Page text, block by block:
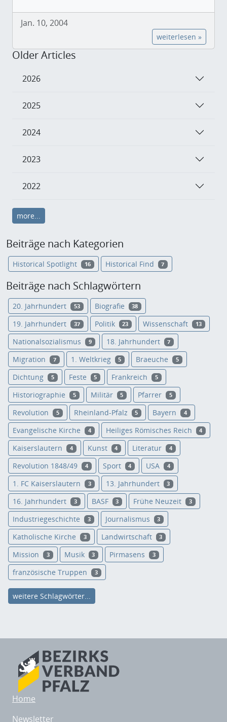
Jan. 10, 2004
weiterlesen »
Older Articles
2026
2025
2024
2023
2022
more...
Beiträge nach Kategorien
Historical Spotlight 16 Historical Find 7
Beiträge nach Schlagwörtern
20. Jahrhundert 53 Biografie 38
19. Jahrhundert 37 Politik 23 Wissenschaft 13
Nationalsozialismus 9 18. Jahrhundert 7
Migration 7 1. Weltkrieg 5 Braeuche 5
Dichtung 5 Feste 5 Frankreich 5
Historiographie 5 Militär 5 Pfarrer 5
Revolution 5 Rheinland-Pfalz 5 Bayern 4
Evangelische Kirche 4 Heiliges Römisches Reich 4
Kaiserslautern 4 Kunst 4 Literatur 4
Revolution 1848/49 4 Sport 4 USA 4
1. FC Kaiserslautern 3 13. Jahrhundert 3
16. Jahrhundert 3 BASF 3 Frühe Neuzeit 3
Industriegeschichte 3 Journalismus 3
Katholische Kirche 3 Landwirtschaft 3
Mission 3 Musik 3 Pirmasens 3
französische Truppen 3
weitere Schlagwörter...
Home
Newsletter